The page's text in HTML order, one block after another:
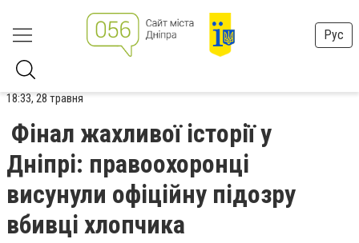
Рус
18:33, 28 травня
Фінал жахливої історії у
Дніпрі: правоохоронці
висунули офіційну підозру
вбивці хлопчика